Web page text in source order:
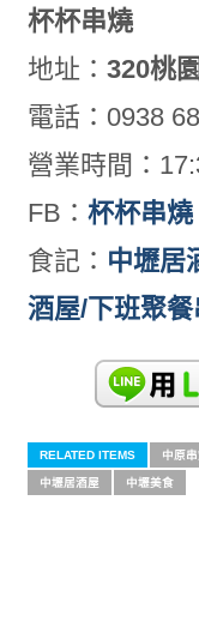
杯杯串燒
地址： 320桃
電話：0938
營業時間：
FB： 杯杯串燒
食記： 中壢居
酒屋/下班聚
RELATED ITEMS 中原
中壢居酒屋 中壢美食